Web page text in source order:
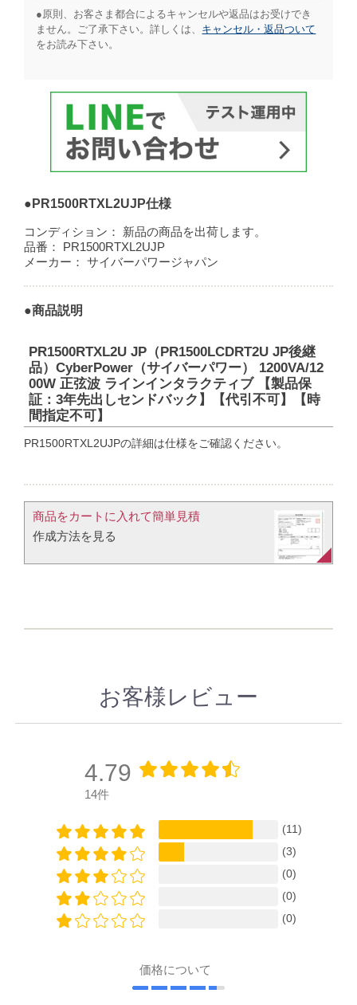
●原則、お客さま都合によるキャンセルや返品はお受けでき
ません。ご了承下さい。詳しくは、 キャンセル・返品ついて
をお読み下さい。​
●PR1500RTXL2UJP仕様
コンディション：
新品の商品を出荷します。
品番：
PR1500RTXL2UJP
メーカー：
サイバーパワージャパン
●商品説明
PR1500RTXL2U JP（PR1500LCDRT2U JP後継
品）CyberPower（サイバーパワー） 1200VA/12
00W 正弦波 ラインインタラクティブ 【製品保
証：3年先出しセンドバック】【代引不可】【時
間指定不可】
PR1500RTXL2UJPの詳細は仕様をご確認ください。
商品をカートに入れて簡単見積​
作成方法を見る​​
お客様レビュー
4.79
14件
(11)
(3)
(0)
(0)
(0)
価格について